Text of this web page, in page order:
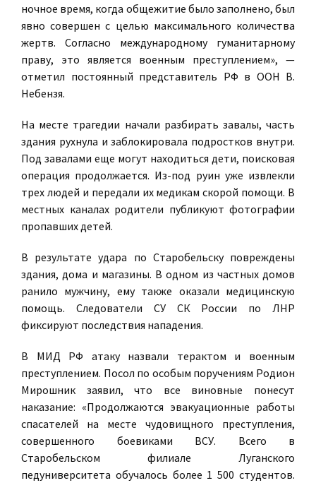
ночное время, когда общежитие было заполнено, был
явно совершен с целью максимального количества
жертв. Согласно международному гуманитарному
праву, это является военным преступлением», —
отметил постоянный представитель РФ в ООН В.
Небензя.
На месте трагедии начали разбирать завалы, часть
здания рухнула и заблокировала подростков внутри.
Под завалами еще могут находиться дети, поисковая
операция продолжается. Из-под руин уже извлекли
трех людей и передали их медикам скорой помощи. В
местных каналах родители публикуют фотографии
пропавших детей.
В результате удара по Старобельску повреждены
здания, дома и магазины. В одном из частных домов
ранило мужчину, ему также оказали медицинскую
помощь. Следователи СУ СК России по ЛНР
фиксируют последствия нападения.
В МИД РФ атаку назвали терактом и военным
преступлением. Посол по особым поручениям Родион
Мирошник заявил, что все виновные понесут
наказание: «Продолжаются эвакуационные работы
спасателей на месте чудовищного преступления,
совершенного боевиками ВСУ. Всего в
Старобельском филиале Луганского
педуниверситета обучалось более 1 500 студентов.